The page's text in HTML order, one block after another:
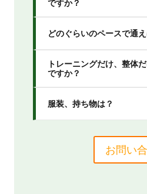
ですか？
どのぐらいのペースで通
トレーニングだけ、整体
ですか？
服装、持ち物は？
お問い